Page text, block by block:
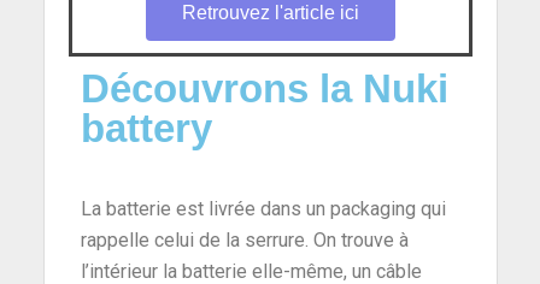
Retrouvez l'article ici
Découvrons la Nuki
battery
La batterie est livrée dans un packaging qui
rappelle celui de la serrure. On trouve à
l’intérieur la batterie elle-même, un câble